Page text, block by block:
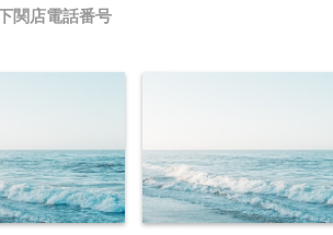
関店電話番号